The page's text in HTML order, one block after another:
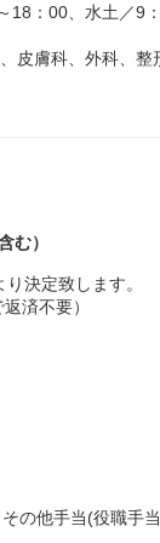
18：00、水土／9
皮膚科、外科、整
む）
決定致します。
済不要）
他手当(役職手